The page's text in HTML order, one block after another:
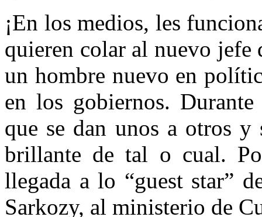
¡En los medios, les
quieren colar al nuevo
un hombre nuevo en
en los gobiernos.
que se dan unos a otros y
brillante de tal o cual.
llegada a lo “guest star”
Sarkozy, al ministerio de